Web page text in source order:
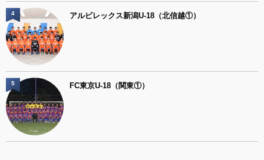
アルビレックス新潟U-18（北信越①）
4
FC東京U-18（関東①）
5